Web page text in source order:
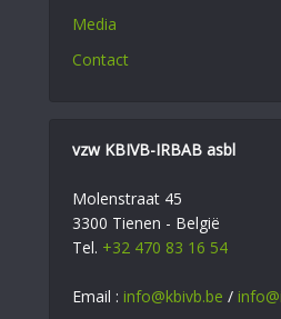
Media
Contact
vzw KBIVB-IRBAB asbl
Molenstraat 45
3300 Tienen - België
Tel. +32 470 83 16 54
Email : info@kbivb.be /